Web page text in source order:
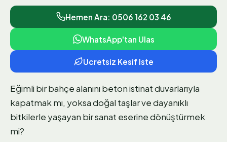
Hemen Ara: 0506 162 03 46
WhatsApp'tan Ulas
Ucretsiz Kesif Iste
Eğimli bir bahçe alanını beton istinat duvarlarıyla
kapatmak mı, yoksa doğal taşlar ve dayanıklı
bitkilerle yaşayan bir sanat eserine dönüştürmek
mi?